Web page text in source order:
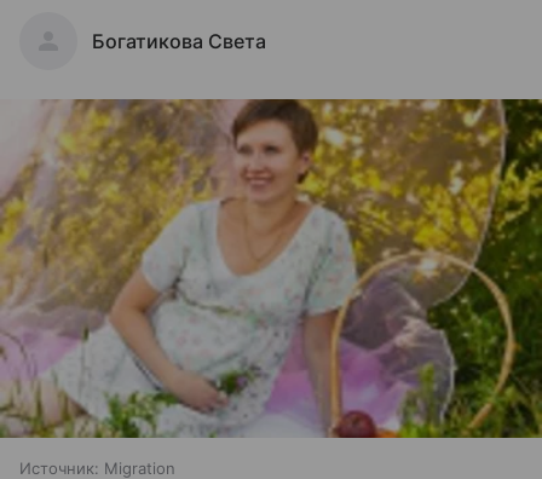
Богатикова Света
Источник: Migration